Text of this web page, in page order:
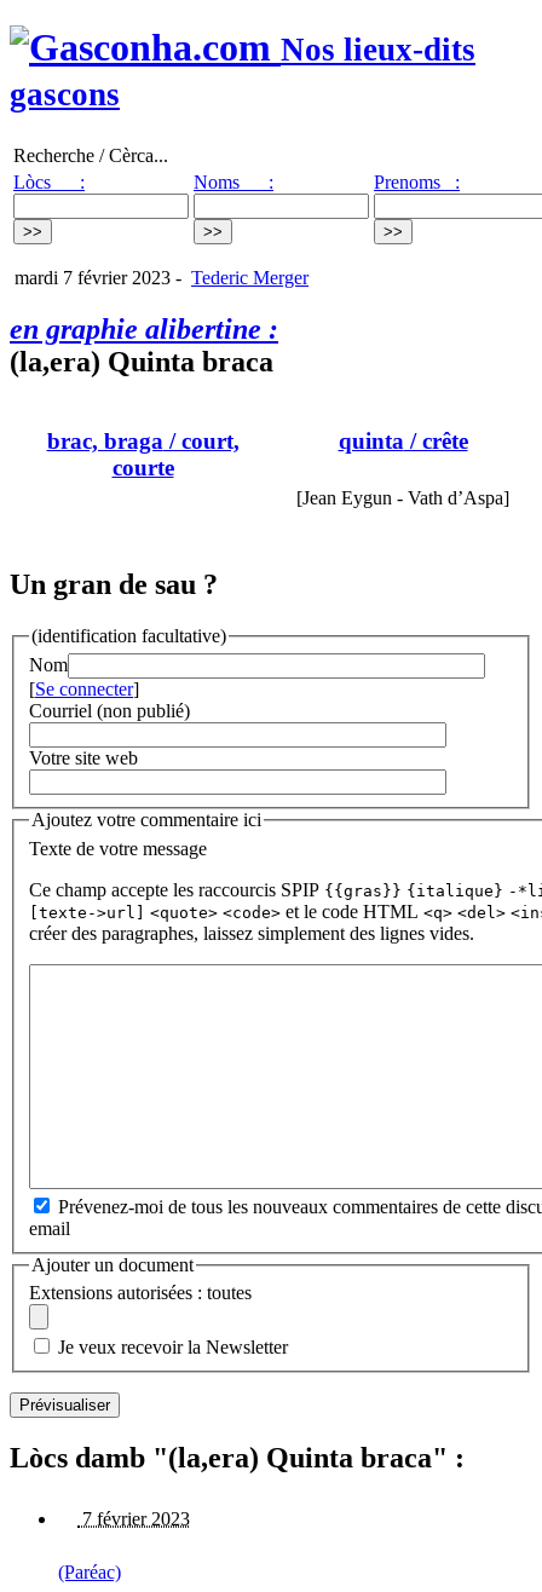
Nos lieux-dits
gascons
Recherche / Cèrca...
Lòcs :
Noms : Prenoms :
mardi 7 février 2023 - Tederic Merger
en graphie alibertine :
(la,era) Quinta braca
brac, braga/ court,
courte
quinta/ crête
[Jean Eygun - Vath d’Aspa]
Un gran de sau ?
(identification facultative)
Nom
[Se connecter]
Courriel (non publié)
Votre site web
Ajoutez votre commentaire ici
Texte de votre message
Ce champ accepte les raccourcis SPIP {{gras}} {italique} -
[texte->url] <quote> <code> et le code HTML <q> <del>
créer des paragraphes, laissez simplement des lignes vides.
Prévenez-moi de tous les nouveaux commentaires de cette
email
Ajouter un document
Extensions autorisées : toutes
Je veux recevoir la Newsletter
Lòcs damb "(la,era) Quinta braca" :
7 février 2023
(Paréac)